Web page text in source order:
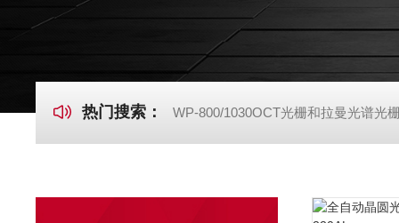
热门搜索： WP-800/1030OCT光栅和拉曼光谱光